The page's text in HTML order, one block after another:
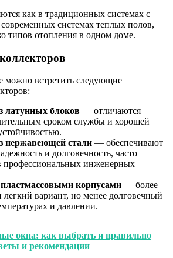
как в традиционных системах с
системах теплых полов,
типов отопления в одном доме.
можно встретить следующие
латунных блоков — отличаются
сроком службы и хорошей
нержавеющей стали — обеспечивают
и долговечность, часто
профессиональных инженерных
корпусами — более
вариант, но менее долговечный
и давлении.
окна: как выбрать и правильно
и рекомендации